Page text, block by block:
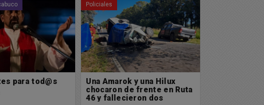
y una Hilux
frente en Ruta
dos
Buen día Chacabuco
Muy feliz comienzo de
semana para tod@s
19/01/2026 09:22